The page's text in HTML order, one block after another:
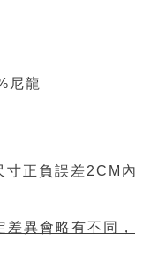
尼龍
正負誤差2CM內
異會略有不同，